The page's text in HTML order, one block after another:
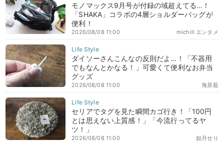
モノマックス9月号が付録の域超えてる…！
「SHAKA」コラボの4層ショルダーバッグが
便利！
michill エンタメ
2026/08/08 11:00
ダイソーさんこんなの反則だよ…！「不器用
でもなんとかなる！」可愛くて便利なお弁当
グッズ
海原藍
2026/08/08 11:00
セリアでタグを見た瞬間カゴ行き！「100円
とは思えない上質感！」「今流行ってるヤ
ツ！」
如月せり
2026/08/08 11:00